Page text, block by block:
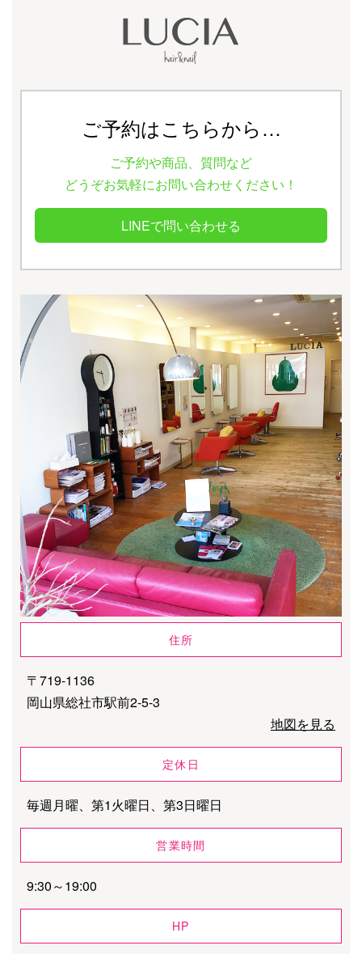
ご予約はこちらから…
ご予約や商品、質問など
どうぞお気軽にお問い合わせください！
LINEで問い合わせる
住所
〒719-1136
岡山県総社市駅前2-5-3
地図を見る
定休日
毎週月曜、第1火曜日、第3日曜日
営業時間
9:30～19:00
HP